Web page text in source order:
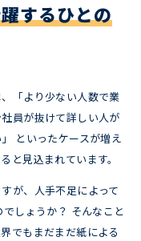
するひとの
「より少ない人数で業
員が抜けて詳しい人が
といったケースが増え
と見込まれています。
が、人手不足によって
しょうか？ そんなこと
でもまだまだ紙による